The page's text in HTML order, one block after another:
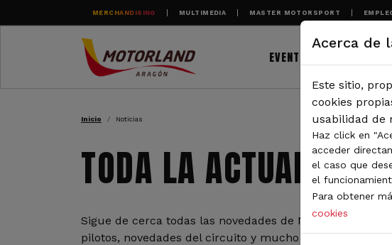
Pasar al contenido principal
MERCHANDISING MULTIMEDIA MASTER MOTORSPORT
EVENTOS
RUTA DE NAVEGACIÓN
Inicio Noticias
TODA LA ACTUALIDAD
Sigue de cerca todas las novedades de MotorLand
pilotos, novedades del circuito y mucho más. Filtra por
Acerca de
Este sitio,
cookies
usabilidad de
Haz click en
acceder
el caso que
el
Para obtener
cookies